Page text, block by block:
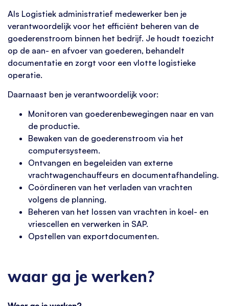
Als Logistiek administratief medewerker ben je
verantwoordelijk voor het efficiënt beheren van de
goederenstroom binnen het bedrijf. Je houdt toezicht
op de aan- en afvoer van goederen, behandelt
documentatie en zorgt voor een vlotte logistieke
operatie.
Daarnaast ben je verantwoordelijk voor:
Monitoren van goederenbewegingen naar en van
de productie.
Bewaken van de goederenstroom via het
computersysteem.
Ontvangen en begeleiden van externe
vrachtwagenchauffeurs en documentafhandeling.
Coördineren van het verladen van vrachten
volgens de planning.
Beheren van het lossen van vrachten in koel- en
vriescellen en verwerken in SAP.
Opstellen van exportdocumenten.
waar ga je werken?